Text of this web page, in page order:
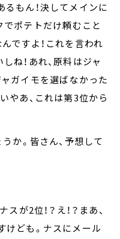
もん！決してメインに
でポテトだけ頼むこと
ですよ！これを言われ
ね！あれ、原料はジャ
ガイモを選ばなかった
やあ、これは第3位から
か。皆さん、予想して
スが2位！？え！？まあ、
けども。ナスにメール